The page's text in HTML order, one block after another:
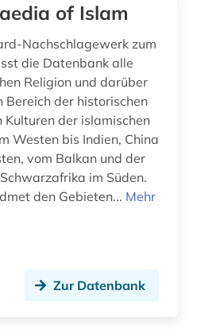
of Islam
Nachschlagewerk zum
die Datenbank alle
Religion und darüber
Bereich der historischen
Kulturen der islamischen
Westen bis Indien, China
vom Balkan und der
im Süden.
den Gebieten... Mehr
Zur Datenbank